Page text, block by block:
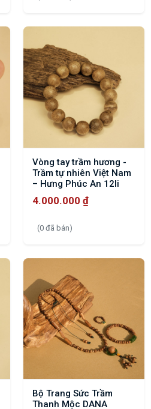
Vòng tay trầm hương -
Trầm tự nhiên Việt Nam
– Hưng Phúc An 12li
4.000.000₫
(0 đã bán)
Bộ Trang Sức Trầm
Thanh Mộc DANA